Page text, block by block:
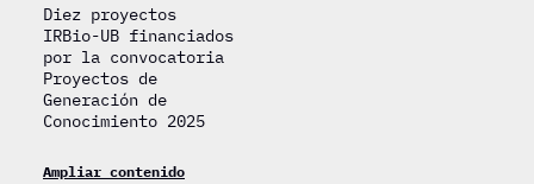
Diez proyectos
IRBio-UB financiados
por la convocatoria
Proyectos de
Generación de
Conocimiento 2025
Ampliar contenido